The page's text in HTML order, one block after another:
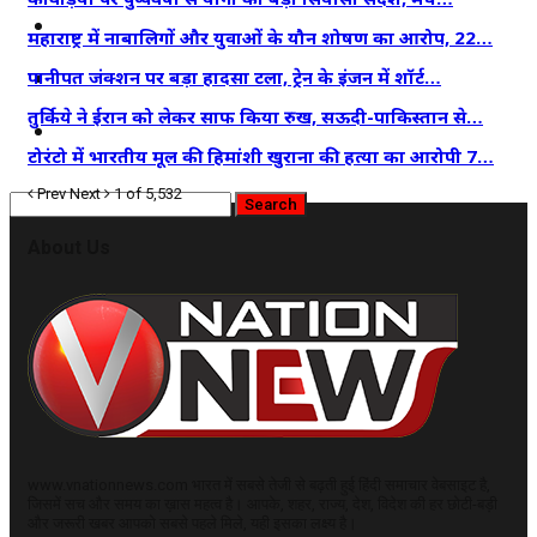
कृषि
धर्म
विज्ञान तकनीकी
महाराष्ट्र में नाबालिगों और युवाओं के यौन शोषण का आरोप, 22…
पानीपत जंक्शन पर बड़ा हादसा टला, ट्रेन के इंजन में शॉर्ट…
तुर्किये ने ईरान को लेकर साफ किया रुख, सऊदी-पाकिस्तान से…
टोरंटो में भारतीय मूल की हिमांशी खुराना की हत्या का आरोपी 7…
PrevNext 1 of 5,532